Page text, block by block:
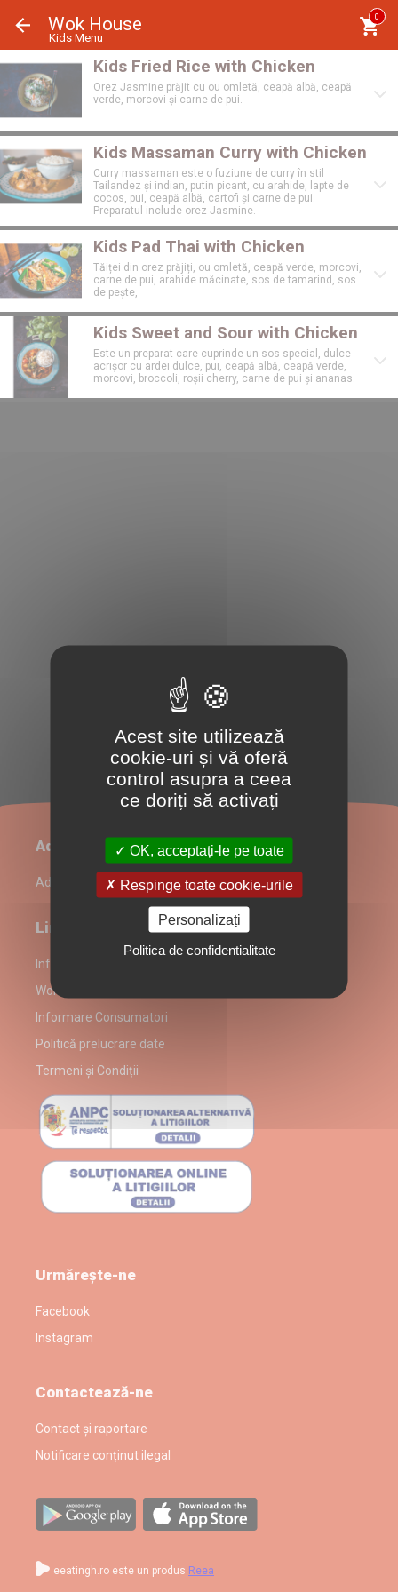
Wok House
Kids Menu
0
Kids Fried Rice with Chicken
Orez Jasmine prăjit cu ou omletă, ceapă albă, ceapă
verde, morcovi și carne de pui.
Kids Massaman Curry with Chicken
Curry massaman este o fuziune de curry în stil
Tailandez și indian, putin picant, cu arahide, lapte de
cocos, pui, ceapă albă, cartofi și carne de pui.
Preparatul include orez Jasmine.
Kids Pad Thai with Chicken
Tăiței din orez prăjiți, ou omletă, ceapă verde, morcovi,
carne de pui, arahide măcinate, sos de tamarind, sos
de pește,
Kids Sweet and Sour with Chicken
Este un preparat care cuprinde un sos special, dulce-
acrișor cu ardei dulce, pui, ceapă albă, ceapă verde,
morcovi, broccoli, roșii cherry, carne de pui și ananas.
Administrare restaurant
Admin Login
Link-uri utile
Informații despre partenerul Wok House
Wok House alergeni
Informare Consumatori
Politică prelucrare date
Termeni și Condiții
Urmărește-ne
Facebook
Instagram
Contactează-ne
Contact și raportare
Notificare conținut ilegal
eeatingh.ro este un produs Reea
Acest site utilizează
cookie-uri și vă oferă
control asupra a ceea
ce doriți să activați
OK, acceptați-le pe toate
Respinge toate cookie-urile
Personalizați
Politica de confidentialitate